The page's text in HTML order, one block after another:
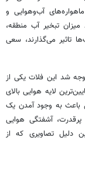
آب‌وهوایی و
میزان تبخیر آب منطقه،
تاثیر می‌گذارند، سعی
شد این فلات یکی از
لایه هوایی بالای
باعث به وجود آمدن یک
آشفتگی هوایی
دلیل تصاویری که از